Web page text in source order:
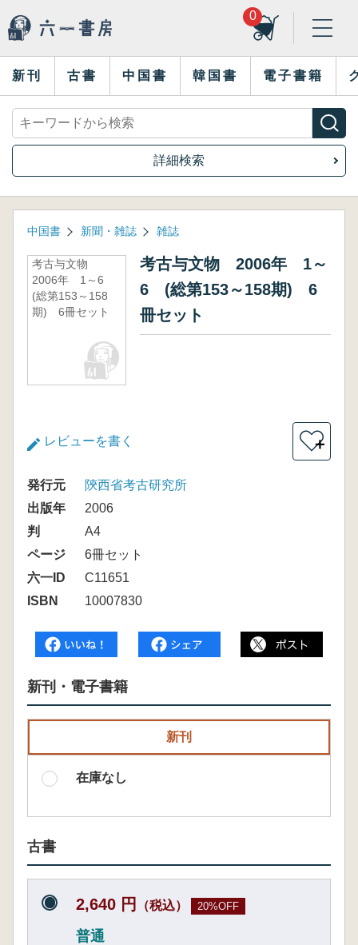
0
新刊 古書 中国書 韓国書 電子書籍
詳細検索
中国書 新聞・雑誌 雑誌
考古与文物
2006年 1～6
(総第153～158
期) 6冊セット
考古与文物 2006年 1～
6 (総第153～158期) 6
冊セット
レビューを書く ＋
発行元
陝西省考古研究所
出版年
2006
判
A4
ページ
6冊セット
六一ID
C11651
ISBN
10007830
新刊・電子書籍
新刊
在庫なし
古書
2,640 円 （税込） 20%OFF
普通